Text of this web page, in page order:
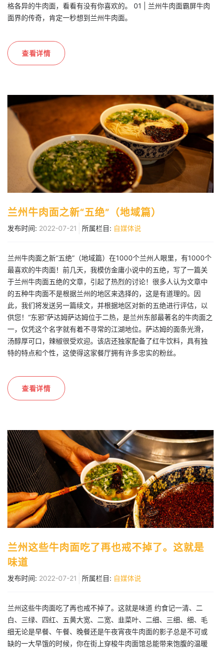
格各异的牛肉面，看看有没有你喜欢的。 01 | 兰州牛肉面霸屏牛肉
面界的传奇，肯定一秒想到兰州牛肉面。
查看详情
兰州牛肉面之新“五绝”（地域篇）
发布时间: 2022-07-21 所属栏目: 自媒体说
兰州牛肉面之新“五绝”（地域篇）在1000个兰州人眼里，有1000个
最喜欢的牛肉面！前几天，我模仿金庸小说中的五绝，写了一篇关
于兰州牛肉面五绝的文章，引起了热烈的讨论！很多人认为文章中
的五种牛肉面不是根据兰州的地区来选择的，这是有道理的。因
此，我们将发送另一篇续文，并根据地区对新的五绝进行评估，以
供您！“东邪”萨达姆萨达姆位于二热，是兰州东部最著名的牛肉面之
一，仅凭这个名字就有着不寻常的江湖地位。萨达姆的面条光滑，
汤醇厚可口，辣椒很受欢迎。该店还独家配备了红牛饮料，具有独
特的特点和个性，这使得这家餐厅拥有许多忠实的粉丝。
查看详情
兰州这些牛肉面吃了再也戒不掉了。这就是
味道
发布时间: 2022-07-21 所属栏目: 自媒体说
兰州这些牛肉面吃了再也戒不掉了。这就是味道 约食记一清、二
白、三绿、四红、五黄大宽、二宽、韭菜叶、二细、三细、细、毛
细无论是早餐、午餐、晚餐还是午夜宵夜牛肉面的影子总是不可或
缺的一大早饿的时候，你在街上穿梭牛肉面馆总能带来饱腹的温暖